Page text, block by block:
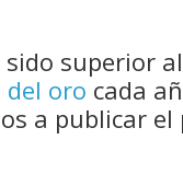
superior
del oro cada
a publicar el